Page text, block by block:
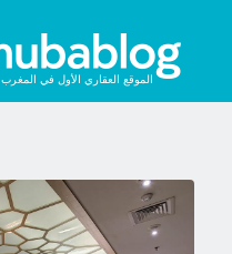
الموقع العقاري الأول في المغرب